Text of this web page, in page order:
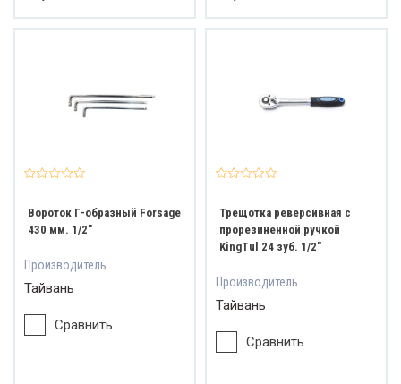
Вороток Г-образный Forsage
430 мм. 1/2"
Производитель
Тайвань
Сравнить
Трещотка реверсивная с
прорезиненной ручкой
KingTul 24 зуб. 1/2"
Производитель
Тайвань
Сравнить